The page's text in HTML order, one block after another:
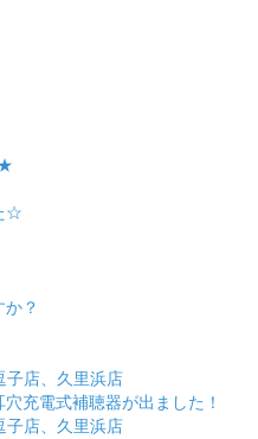
☆
か？
子店、久里浜店
充電式補聴器が出ました！
子店、久里浜店